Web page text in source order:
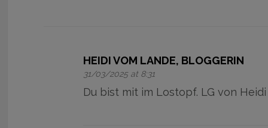
HEIDI VOM LANDE, BLOGGERIN
31/03/2025 at 8:31
Du bist mit im Lostopf. LG von Heidi